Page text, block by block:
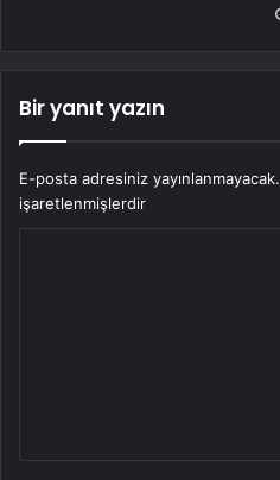
Bir yanıt yazın
E-posta adresiniz yayınlanmayacak.
işaretlenmişlerdir